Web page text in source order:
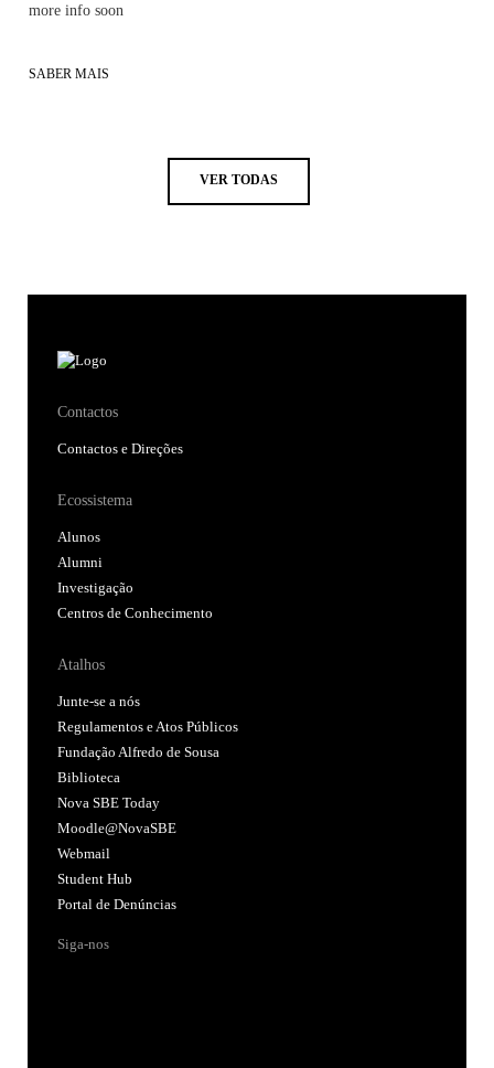
more info soon
SABER MAIS
VER TODAS
Contactos
Contactos e Direções
Ecossistema
Alunos
Alumni
Investigação
Centros de Conhecimento
Atalhos
Junte-se a nós
Regulamentos e Atos Públicos
Fundação Alfredo de Sousa
Biblioteca
Nova SBE Today
Moodle@NovaSBE
Webmail
Student Hub
Portal de Denúncias
Siga-nos